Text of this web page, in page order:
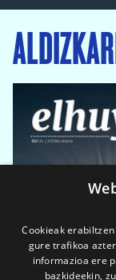
Cookieak
gure trafikoa
informazioa ere
bazkideekin,